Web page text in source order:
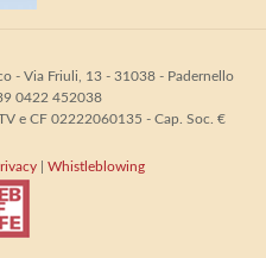
- Via Friuli, 13 - 31038 - Padernello
0422 452038
e CF 02222060135 - Cap. Soc. €
Whistleblowing